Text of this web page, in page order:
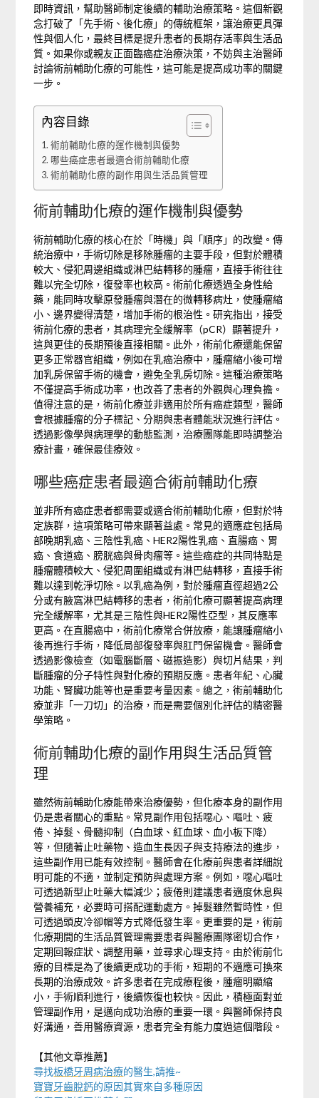
即時資訊，幫助醫師制定後續的輔助治療策略。這個新觀
念打破了「先手術、後化療」的傳統框架，讓治療更具彈
性與個人化，最終目標是提升患者的長期存活率與生活品
質。如果你或親友正面臨癌症治療決策，不妨與主治醫師
討論術前輔助化療的可能性，這可能是提高成功率的關鍵
一步。
內容目錄
術前輔助化療的運作機制與優勢
哪些癌症患者最適合術前輔助化療
術前輔助化療的副作用與生活品質管理
術前輔助化療的運作機制與優勢
術前輔助化療的核心在於「時機」與「順序」的改變。傳
統治療中，手術切除是移除腫瘤的主要手段，但對於體積
較大、侵犯周邊組織或淋巴結轉移的腫瘤，直接手術往往
難以完全切除，復發率也較高。術前化療透過全身性給
藥，能同時攻擊原發腫瘤與潛在的微轉移病灶，使腫瘤縮
小、邊界變得清楚，增加手術的根治性。研究指出，接受
術前化療的患者，其病理完全緩解率（pCR）顯著提升，
這與更佳的長期預後直接相關。此外，術前化療還能保留
更多正常器官組織，例如在乳癌治療中，腫瘤縮小後可增
加乳房保留手術的機會，避免全乳房切除。這種治療策略
不僅提高手術成功率，也改善了患者的外觀與心理負擔。
值得注意的是，術前化療並非適用於所有癌症類型，醫師
會根據腫瘤的分子標記、分期與患者體能狀況進行評估。
透過影像學與病理學的動態監測，治療團隊能即時調整治
療計畫，確保最佳療效。
哪些癌症患者最適合術前輔助化療
並非所有癌症患者都需要或適合術前輔助化療，但對於特
定族群，這項策略可帶來顯著益處。常見的適應症包括局
部晚期乳癌、三陰性乳癌、HER2陽性乳癌、直腸癌、胃
癌、食道癌、膀胱癌與骨肉瘤等。這些癌症的共同特點是
腫瘤體積較大、侵犯周圍組織或有淋巴結轉移，直接手術
難以達到乾淨切除。以乳癌為例，對於腫瘤直徑超過2公
分或有腋窩淋巴結轉移的患者，術前化療可顯著提高病理
完全緩解率，尤其是三陰性與HER2陽性亞型，其反應率
更高。在直腸癌中，術前化療常合併放療，能讓腫瘤縮小
後再進行手術，降低局部復發率與肛門保留機會。醫師會
透過影像檢查（如電腦斷層、磁振造影）與切片結果，判
斷腫瘤的分子特性與對化療的預期反應。患者年紀、心臟
功能、腎臟功能等也是重要考量因素。總之，術前輔助化
療並非「一刀切」的治療，而是需要個別化評估的精密醫
學策略。
術前輔助化療的副作用與生活品質管
理
雖然術前輔助化療能帶來治療優勢，但化療本身的副作用
仍是患者關心的重點。常見副作用包括噁心、嘔吐、疲
倦、掉髮、骨髓抑制（白血球、紅血球、血小板下降）
等，但隨著止吐藥物、造血生長因子與支持療法的進步，
這些副作用已能有效控制。醫師會在化療前與患者詳細說
明可能的不適，並制定預防與處理方案。例如，噁心嘔吐
可透過新型止吐藥大幅減少；疲倦則建議患者適度休息與
營養補充，必要時可搭配運動處方。掉髮雖然暫時性，但
可透過頭皮冷卻帽等方式降低發生率。更重要的是，術前
化療期間的生活品質管理需要患者與醫療團隊密切合作，
定期回報症狀、調整用藥，並尋求心理支持。由於術前化
療的目標是為了後續更成功的手術，短期的不適應可換來
長期的治療成效。許多患者在完成療程後，腫瘤明顯縮
小，手術順利進行，後續恢復也較快。因此，積極面對並
管理副作用，是邁向成功治療的重要一環。與醫師保持良
好溝通，善用醫療資源，患者完全有能力度過這個階段。
【其他文章推薦】
尋找板橋牙周病治療的醫生,請推~
寶寶牙齒脫鈣的原因其實來自多種原因